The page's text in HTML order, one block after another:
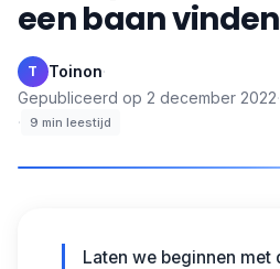
een baan
T Toinon·
Gepubliceerd op 2 december 2022·
·
9 min leestijd
Laten we beginnen met